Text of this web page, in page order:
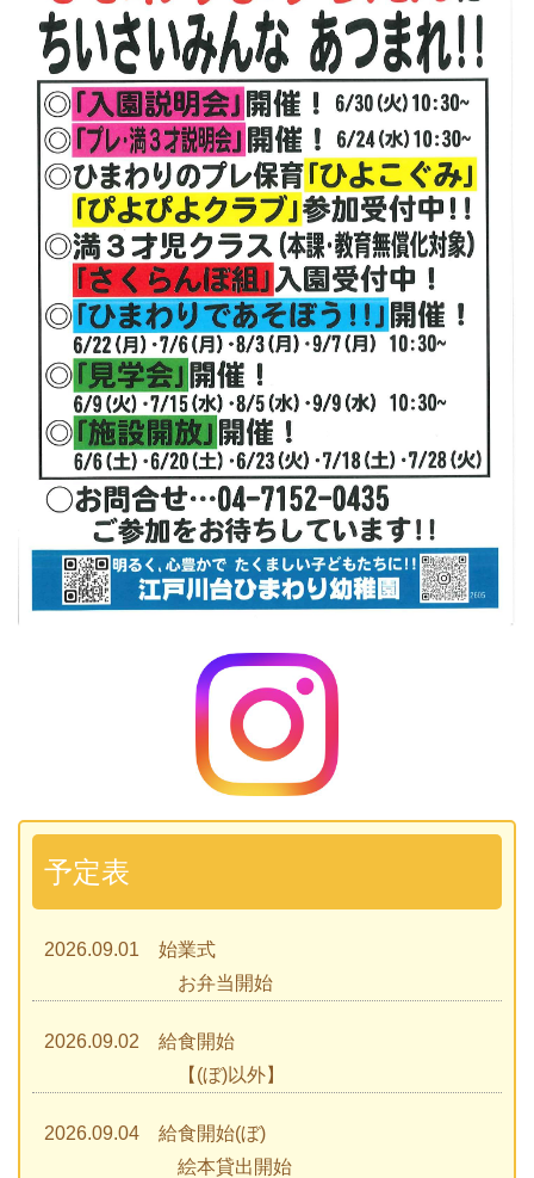
予定表
2026.09.01 始業式
お弁当開始
2026.09.02 給食開始
【(ぼ)以外】
2026.09.04 給食開始(ぼ)
絵本貸出開始